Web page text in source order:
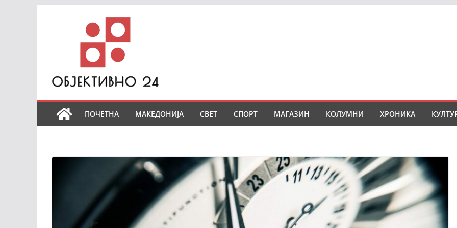
ПОЧЕТНА МАКЕДОНИЈА СВЕТ СПОРТ МАГАЗИН КОЛУМНИ ХРОНИКА